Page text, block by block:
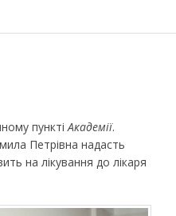
пунктіАкадемії.
Петрівна надасть
на лікування до лікаря